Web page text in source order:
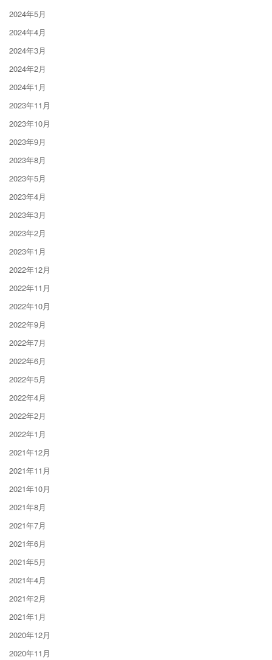
2024年5月
2024年4月
2024年3月
2024年2月
2024年1月
2023年11月
2023年10月
2023年9月
2023年8月
2023年5月
2023年4月
2023年3月
2023年2月
2023年1月
2022年12月
2022年11月
2022年10月
2022年9月
2022年7月
2022年6月
2022年5月
2022年4月
2022年2月
2022年1月
2021年12月
2021年11月
2021年10月
2021年8月
2021年7月
2021年6月
2021年5月
2021年4月
2021年2月
2021年1月
2020年12月
2020年11月